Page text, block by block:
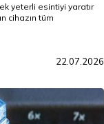
yeterli esintiyi yaratır
cihazın tüm
22.07.2026